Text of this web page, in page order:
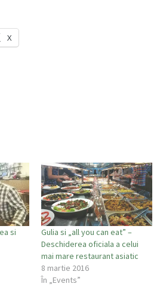
X
si
Gulia si „all you can eat” –
Deschiderea oficiala a celui
mai mare restaurant asiatic
8 martie 2016
În „Events”